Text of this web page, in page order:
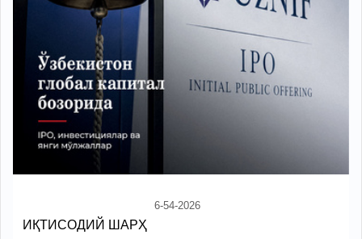
6-54-2026
ИҚТИСОДИЙ ШАРҲ